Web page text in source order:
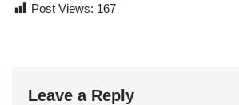
Post Views: 167
Leave a Reply